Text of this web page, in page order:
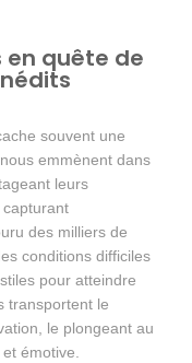
en quête de
souvent une
emmènent dans
leurs
des milliers de
conditions difficiles
pour atteindre
transportent le
le plongeant au
émotive.